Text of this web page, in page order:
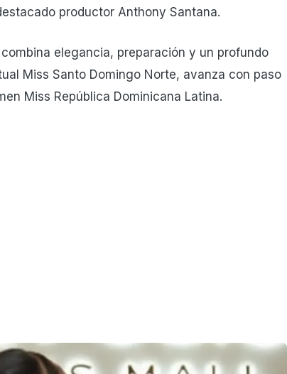
productor Anthony Santana.
elegancia, preparación y un profundo
Miss Santo Domingo Norte, avanza con paso
Miss República Dominicana Latina.